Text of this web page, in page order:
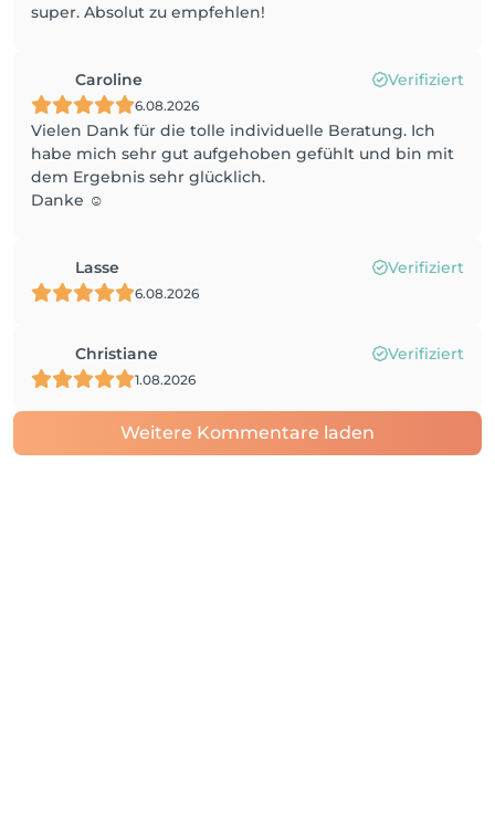
super. Absolut zu empfehlen!
Caroline Verifiziert
6.08.2026
Vielen Dank für die tolle individuelle Beratung. Ich
habe mich sehr gut aufgehoben gefühlt und bin mit
dem Ergebnis sehr glücklich.
Danke ☺️
Lasse Verifiziert
6.08.2026
Christiane Verifiziert
1.08.2026
Weitere Kommentare laden